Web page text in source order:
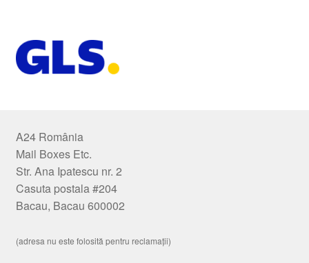
A24 România
Mail Boxes Etc.
Str. Ana Ipatescu nr. 2
Casuta postala #204
Bacau, Bacau 600002
(adresa nu este folosită pentru reclamații)